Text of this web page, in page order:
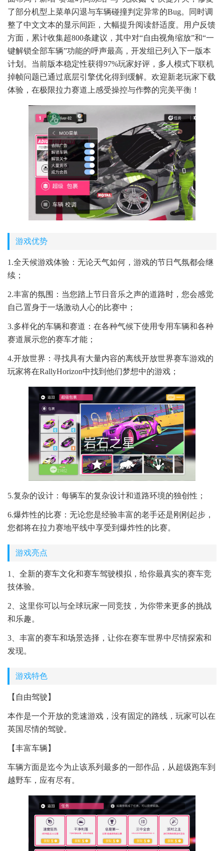
了部分机型上菜单闪退与车辆碰撞判定异常的Bug。同时调
整了中文文本的显示间距，大幅提升阅读舒适度。用户反馈
方面，累计收集超800条建议，其中对“自由视角缩放”和“一
键解锁全部车辆”功能的呼声最高，开发组已列入下一版本
计划。当前版本稳定性获得97%玩家好评，多人模式下联机
掉帧问题已通过底层引擎优化得到缓解。欢迎新老玩家下载
体验，在极限拉力赛道上感受操控与作弊的完美平衡！
游戏优势
1.全天候游戏体验：无论天气如何，游戏的节日气氛都会继
续；
2.丰富的氛围：当您踏上节日音乐之声的道路时，您会感觉
自己置身于一场激动人心的比赛中；
3.多样化的车辆和赛道：在各种气候下使用专用车辆和各种
赛道展示您的赛车才能；
4.开放世界：寻找具有大量内容的离线开放世界赛车游戏的
玩家将在RallyHorizon中找到他们梦想中的游戏；
5.复杂的设计：每辆车的复杂设计和道路环境的独创性；
6.爆炸性的比赛：无论您是经验丰富的老手还是刚刚起步，
您都将在拉力赛地平线中享受到爆炸性的比赛。
游戏亮点
1、全新的赛车文化和赛车驾驶模拟，给你最真实的赛车竞
技体验。
2、这里你可以与全球玩家一同竞技，为你带来更多的挑战
和乐趣。
3、丰富的赛车和场景选择，让你在赛车世界中尽情探索和
发现。
游戏特色
【自由驾驶】
本作是一个开放的竞速游戏，没有固定的路线，玩家可以在
英国尽情的驾驶。
【丰富车辆】
车辆方面是迄今为止该系列最多的一部作品，从超级跑车到
越野车，应有尽有。